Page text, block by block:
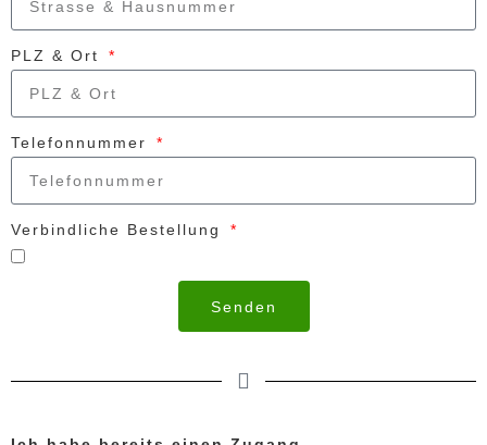
PLZ & Ort
Telefonnummer
Verbindliche Bestellung
Senden